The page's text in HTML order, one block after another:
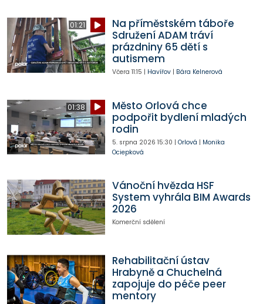
01:21
Na příměstském táboře
Sdružení ADAM tráví
prázdniny 65 dětí s
autismem
Včera 11:15 | Havířov| Bára Kelnerová
01:38
Město Orlová chce
podpořit bydlení mladých
rodin
5. srpna 2026 15:30 | Orlová | Monika
Ociepková
Vánoční hvězda HSF
System vyhrála BIM Awards
2026
Komerční sdělení
Rehabilitační ústav
Hrabyně a Chuchelná
zapojuje do péče peer
mentory